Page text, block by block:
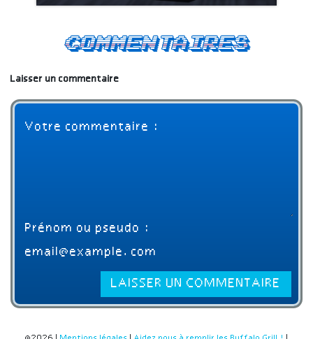
Commentaires
Laisser un commentaire